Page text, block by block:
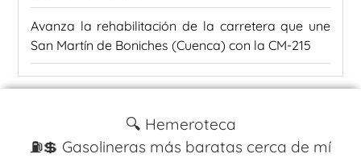
Avanza la rehabilitación de la carretera que une
San Martín de Boniches (Cuenca) con la CM-215
🔍 Hemeroteca
⛽️💲 Gasolineras más baratas cerca de mí